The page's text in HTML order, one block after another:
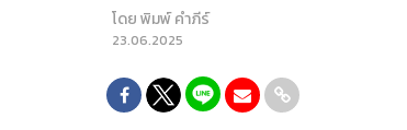
โดยพิมพ์ คำภีร์
23.06.2025